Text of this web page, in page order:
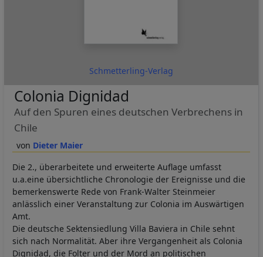
Schmetterling-Verlag
Dieter Maier
Colonia Dignidad
Auf den Spuren eines deutschen Verbrechens in
Chile
Die 2., überarbeitete und erweiterte Auflage umfasst
u.a.eine übersichtliche Chronologie der Ereignisse und die
bemerkenswerte Rede von Frank-Walter Steinmeier
anlässlich einer Veranstaltung zur Colonia im Auswärtigen
Amt.
Die deutsche Sektensiedlung Villa Baviera in Chile sehnt
sich nach Normalität. Aber ihre Vergangenheit als Colonia
Dignidad, die Folter und der Mord an politischen